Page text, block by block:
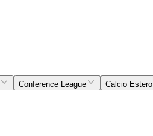
Conference League Calcio Estero